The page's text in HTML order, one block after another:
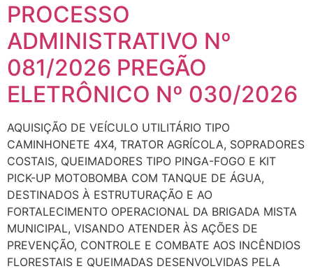
PROCESSO
ADMINISTRATIVO Nº
081/2026 PREGÃO
ELETRÔNICO Nº 030/2026
AQUISIÇÃO DE VEÍCULO UTILITÁRIO TIPO
CAMINHONETE 4X4, TRATOR AGRÍCOLA, SOPRADORES
COSTAIS, QUEIMADORES TIPO PINGA-FOGO E KIT
PICK-UP MOTOBOMBA COM TANQUE DE ÁGUA,
DESTINADOS À ESTRUTURAÇÃO E AO
FORTALECIMENTO OPERACIONAL DA BRIGADA MISTA
MUNICIPAL, VISANDO ATENDER ÀS AÇÕES DE
PREVENÇÃO, CONTROLE E COMBATE AOS INCÊNDIOS
FLORESTAIS E QUEIMADAS DESENVOLVIDAS PELA